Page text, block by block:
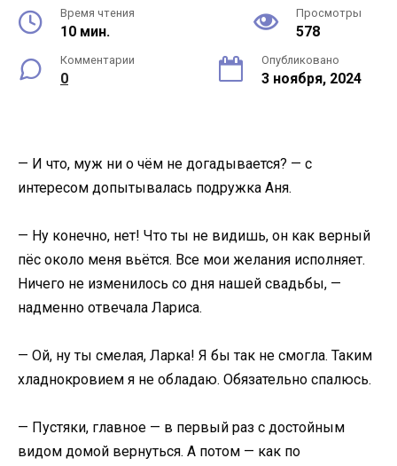
Время чтения
10 мин.
Просмотры
578
Комментарии
0
Опубликовано
3 ноября, 2024
— И что, муж ни о чём не догадывается? — с
интересом допытывалась подружка Аня.
— Ну конечно, нет! Что ты не видишь, он как верный
пёс около меня вьётся. Все мои желания исполняет.
Ничего не изменилось со дня нашей свадьбы, —
надменно отвечала Лариса.
— Ой, ну ты смелая, Ларка! Я бы так не смогла. Таким
хладнокровием я не обладаю. Обязательно спалюсь.
— Пустяки, главное — в первый раз с достойным
видом домой вернуться. А потом — как по